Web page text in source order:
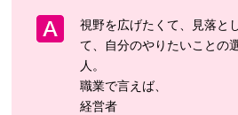
視野を広げたくて、見落と
て、自分のやりたいことの
人。
職業で言えば、
経営者